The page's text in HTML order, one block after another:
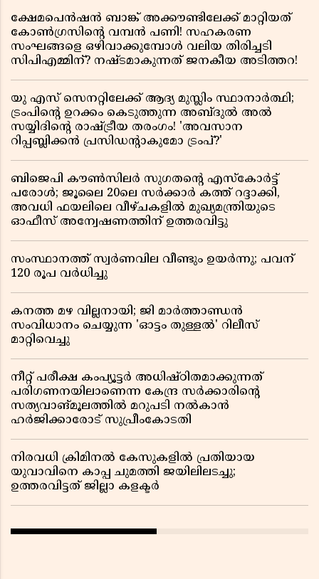
ക്ഷേമപെൻഷൻ ബാങ്ക് അക്കൗണ്ടിലേക്ക് മാറ്റിയത്
കോൺഗ്രസിന്റെ വമ്പൻ പണി! സഹകരണ
സംഘങ്ങളെ ഒഴിവാക്കുമ്പോൾ വലിയ തിരിച്ചടി
സിപിഎമ്മിന്? നഷ്ടമാകുന്നത് ജനകീയ അടിത്തറ!
യു എസ് സെനറ്റിലേക്ക് ആദ്യ മുസ്ലിം സ്ഥാനാർത്ഥി;
ട്രംപിന്റെ ഉറക്കം കെടുത്തുന്ന അബ്ദുൽ അൽ
സയ്യിദിന്റെ രാഷ്ട്രീയ തരംഗം! 'അവസാന
റിപ്പബ്ലിക്കൻ പ്രസിഡന്റാകുമോ ട്രംപ്?'
ബിജെപി കൗൺസിലർ സുഗതന്റെ എസ്‌കോർട്ട്
പരോൾ; ജൂലൈ 20ലെ സർക്കാർ കത്ത് റദ്ദാക്കി,
അവധി ഫയലിലെ വീഴ്ചകളിൽ മുഖ്യമന്ത്രിയുടെ
ഓഫീസ് അന്വേഷണത്തിന് ഉത്തരവിട്ടു
സംസ്ഥാനത്ത് സ്വര്‍ണവില വീണ്ടും ഉയർന്നു; പവന്
120 രൂപ വര്‍ധിച്ചു
കനത്ത മഴ വില്ലനായി; ജി മാർത്താണ്ഡൻ
സംവിധാനം ചെയ്യുന്ന 'ഓട്ടം തുള്ളൽ' റിലീസ്
മാറ്റിവെച്ചു
നീറ്റ് പരീക്ഷ കംപ്യൂട്ടർ അധിഷ്ഠിതമാക്കുന്നത്
പരിഗണനയിലാണെന്ന കേന്ദ്ര സർക്കാരിൻ്റെ
സത്യവാങ്മൂലത്തിൽ മറുപടി നൽകാൻ
ഹർജിക്കാരോട് സുപ്രീംകോടതി
നിരവധി ക്രിമിനൽ കേസുകളിൽ പ്രതിയായ
യുവാവിനെ കാപ്പ ചുമത്തി ജയിലിലടച്ചു;
ഉത്തരവിട്ടത് ജില്ലാ കളക്ടർ